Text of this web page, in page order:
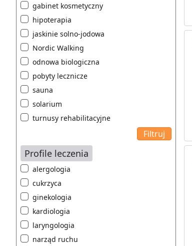
gabinet kosmetyczny
hipoterapia
jaskinie solno-jodowa
Nordic Walking
odnowa biologiczna
pobyty lecznicze
sauna
solarium
turnusy rehabilitacyjne
Profile leczenia
alergologia
cukrzyca
ginekologia
kardiologia
laryngologia
narząd ruchu